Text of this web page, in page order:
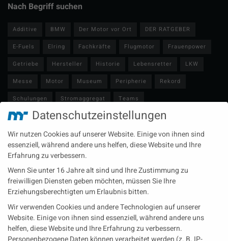
Nach Begriff suchen
Additive BMW Der Motor vor Ort
DER RATGEBER
E-Fuels
Elring Fachkräfte Flugmotor
Frauenpower
Getriebe
Hersteller Historie Lebensretter
LKW
Messe
Motor Museum Peripherie
Rekord
Schulungen
Stromaggregat
Teams
Technische Redaktion
Turbolader Video
Zulieferer
Öl-E-Fuels-Schmierstoffe
Neueste Beiträge
Wärme aus der Tiefe MTU heizt künftig mit Geothermie
MAN Engines bringt D3872 für die Stromversorgung im
Marinebereich
Eine neue Generation von Perkins Marinemotoren startet den
operativen Testbetrieb
Datenschutzeinstellungen
Wir nutzen Cookies auf unserer Website. Einige von ihnen sind
essenziell, während andere uns helfen, diese Website und Ihre
Erfahrung zu verbessern.
Wenn Sie unter 16 Jahre alt sind und Ihre Zustimmung zu
freiwilligen Diensten geben möchten, müssen Sie Ihre
Erziehungsberechtigten um Erlaubnis bitten.
Wir verwenden Cookies und andere Technologien auf unserer
Website. Einige von ihnen sind essenziell, während andere uns
helfen, diese Website und Ihre Erfahrung zu verbessern.